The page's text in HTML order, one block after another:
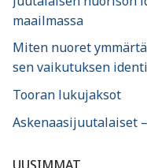
maailmassa
Miten nuoret
sen vaikutuksen
Tooran lukujaksot
Askenaasijuutalaiset
UUSIMMAT